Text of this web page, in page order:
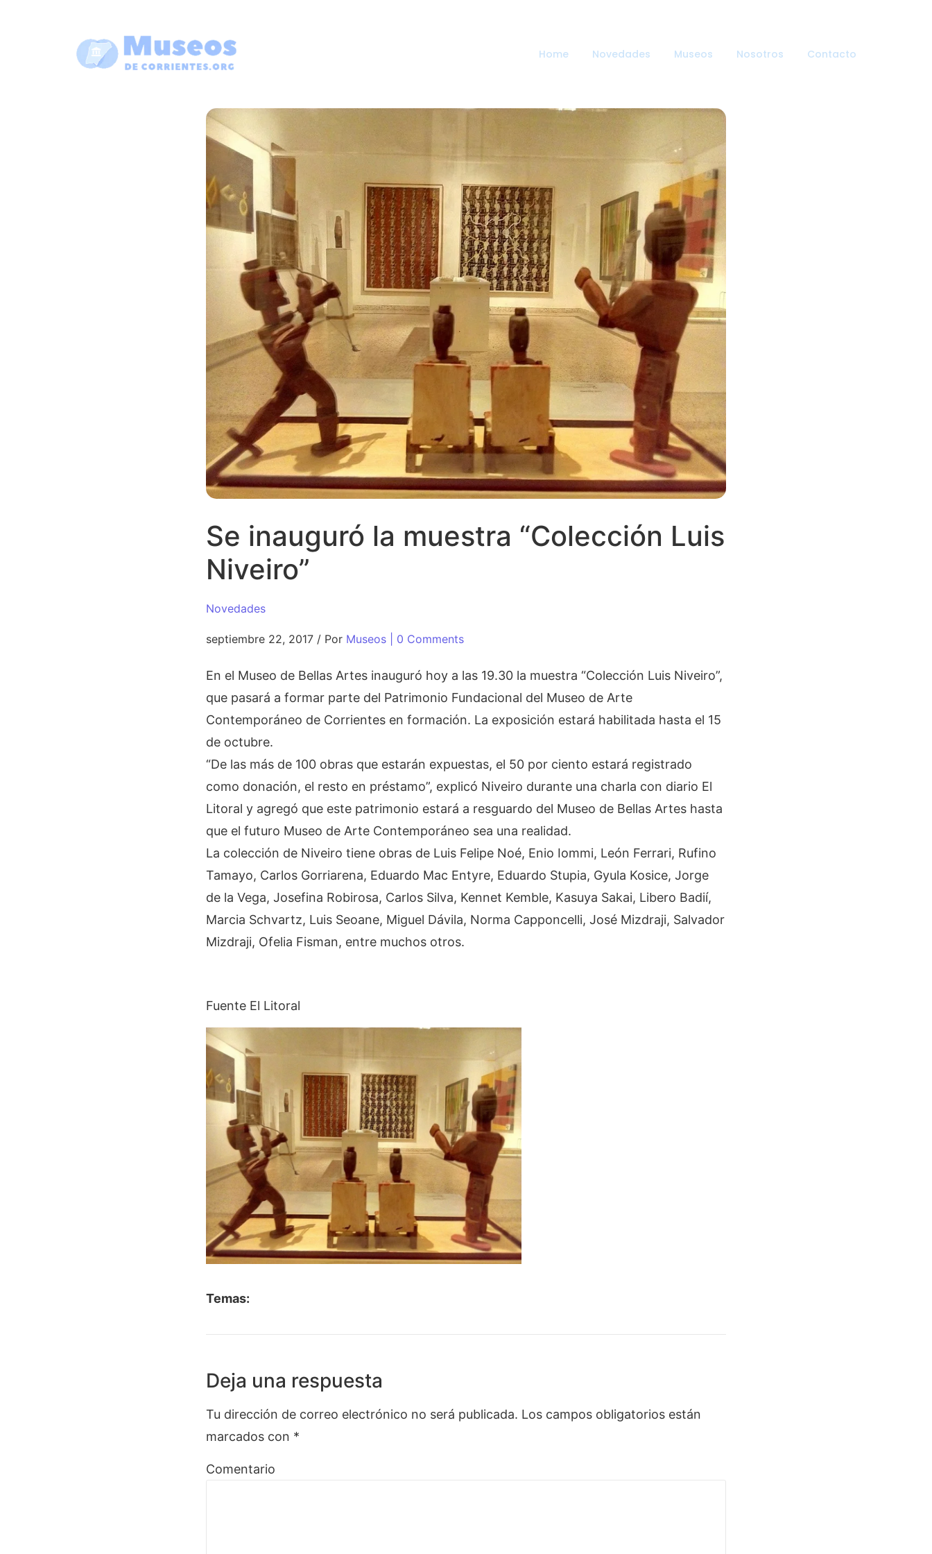
Home Novedades Museos Nosotros Contacto
Se inauguró la muestra “Colección Luis
Niveiro”
Novedades
septiembre 22, 2017 / Por Museos | 0 Comments
En el Museo de Bellas Artes inauguró hoy a las 19.30 la muestra “Colección Luis Niveiro”,
que pasará a formar parte del Patrimonio Fundacional del Museo de Arte
Contemporáneo de Corrientes en formación. La exposición estará habilitada hasta el 15
de octubre.
“De las más de 100 obras que estarán expuestas, el 50 por ciento estará registrado
como donación, el resto en préstamo”, explicó Niveiro durante una charla con diario El
Litoral y agregó que este patrimonio estará a resguardo del Museo de Bellas Artes hasta
que el futuro Museo de Arte Contemporáneo sea una realidad.
La colección de Niveiro tiene obras de Luis Felipe Noé, Enio Iommi, León Ferrari, Rufino
Tamayo, Carlos Gorriarena, Eduardo Mac Entyre, Eduardo Stupia, Gyula Kosice, Jorge
de la Vega, Josefina Robirosa, Carlos Silva, Kennet Kemble, Kasuya Sakai, Libero Badií,
Marcia Schvartz, Luis Seoane, Miguel Dávila, Norma Capponcelli, José Mizdraji, Salvador
Mizdraji, Ofelia Fisman, entre muchos otros.
Fuente El Litoral
Temas:
Deja una respuesta
Tu dirección de correo electrónico no será publicada. Los campos obligatorios están
marcados con *
Comentario